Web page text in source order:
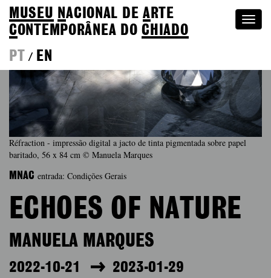
MUSEU NACIONAL DEA RTE
CONTEMPORÂNEA DOCHIADO
PT
/ EN
Réfraction - impressão digital a jacto de tinta pigmentada sobre papel
baritado, 56 x 84 cm © Manuela Marques
MNAC entrada: Condições Gerais
ECHOES OF NATURE
MANUELA MARQUES
2022-10-21 2023-01-29